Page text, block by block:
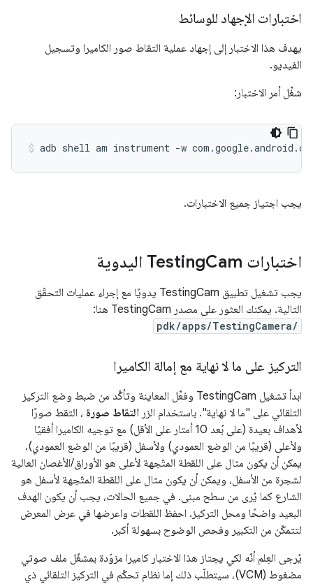
اختبارات الإجهاد للوسائط
يهدف هذا الاختبار إلى إجهاد عملية التقاط صور الكاميرا وتسجيل
الفيديو.
شغِّل أمر الاختبار:
يجب اجتياز جميع الاختبارات.
اختبارات Testing Cam اليدوية
يجب تشغيل تطبيق TestingCam يدويًا مع إجراء عمليات التحقّق
التالية. يمكنك العثور على مصدر TestingCam هنا:
pdk/apps/TestingCamera/
التركيز على ما لا نهاية مع إمالة الكاميرا
ابدأ تشغيل TestingCam وفعِّل المعاينة وتأكَّد من ضبط وضع التركيز
التلقائي على "ما لا نهاية". باستخدام الزر التقاط صورة ، التقط صورًا
لأهداف بعيدة (على بُعد 10 أمتار على الأقل) مع توجيه الكاميرا أفقيًا
ولأعلى (قريبًا من الوضع العمودي) ولأسفل (قريبًا من الوضع العمودي).
يمكن أن يكون مثال على اللقطة المتّجهة لأعلى هو الأوراق/الأغصان العالية
لشجرة من الأسفل، ويمكن أن يكون مثال على اللقطة المتّجهة لأسفل هو
الشارع كما يُرى من سطح مبنى. في جميع الحالات، يجب أن يكون الهدف
البعيد واضحًا ومحل التركيز. احفظ اللقطات واعرضها في عرض المعرض
لتتمكّن من التكبير وفحص الوضوح بسهولة أكبر.
يُرجى العِلم أنّه لكي يجتاز هذا الاختبار كاميرا مزوّدة بمشغّل ملف صوتي
مضغوط (VCM)، سيتطلّب ذلك إما نظام تحكّم في التركيز التلقائي ذي